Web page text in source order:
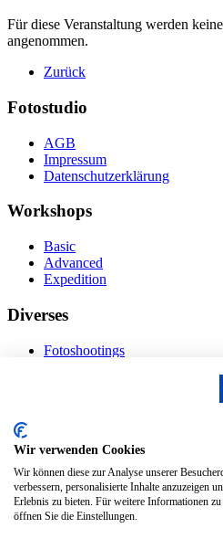
Für diese Veranstaltung werden
angenommen.
Zurück
Fotostudio
AGB
Impressum
Datenschutzerklärung
Workshops
Basic
Advanced
Expedition
Diverses
Fotoshootings
Kontakt
Fröhnstr. 4-8, 66954 Pirmasens
Diese E-Mail-Adresse ist vor
Anzeige muss JavaScript
Mobil: + 49 (0) 176/84 62 18
Wir verwenden Cookies
Wir können diese zur Analyse unserer
verbessern, personalisierte Inhalte anzuzeigen
Erlebnis zu bieten. Für weitere Informationen
öffnen Sie die Einstellungen.